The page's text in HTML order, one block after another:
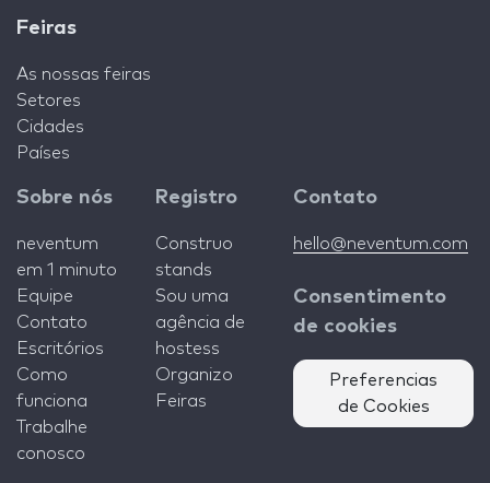
Feiras
As nossas feiras
Setores
Cidades
Países
Sobre nós
neventum
em 1 minuto
Equipe
Contato
Escritórios
Como
funciona
Trabalhe
conosco
Registro
Construo
stands
Sou uma
agência de
hostess
Organizo
Feiras
Contato
hello@neventum.com
Consentimento
de cookies
Preferencias
de Cookies